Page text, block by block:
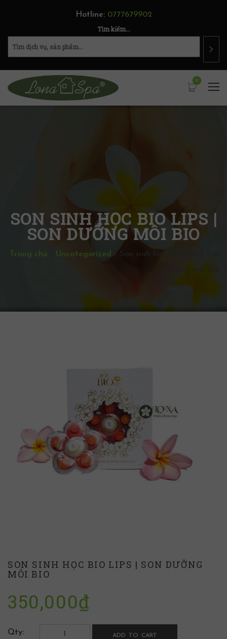
Hotline: 0777679902
Tìm kiếm...
0
SON SINH HỌC BIO LIPS |
SON DƯỠNG MÔI BIO
Trang chủ Uncategorized
Son sinh học Bio Lips | Son
dưỡng môi Bio
SON SINH HỌC BIO LIPS | SON DƯỠNG
MÔI BIO
350,000₫
Qty: ADD TO CART